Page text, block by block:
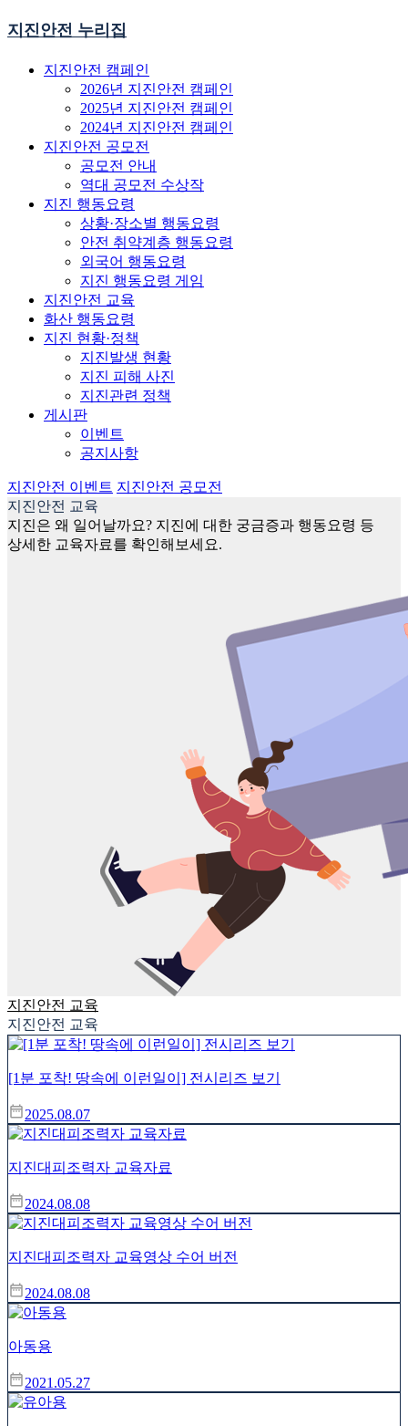
지진안전 누리집
지진안전 캠페인
2026년 지진안전 캠페인
2025년 지진안전 캠페인
2024년 지진안전 캠페인
지진안전 공모전
공모전 안내
역대 공모전 수상작
지진 행동요령
상황·장소별 행동요령
안전 취약계층 행동요령
외국어 행동요령
지진 행동요령 게임
지진안전 교육
화산 행동요령
지진 현황·정책
지진발생 현황
지진 피해 사진
지진관련 정책
게시판
이벤트
공지사항
지진안전 이벤트 지진안전 공모전
지진안전 교육
지진은 왜 일어날까요? 지진에 대한 궁금증과 행동요령 등
상세한 교육자료를 확인해보세요.
지진안전 교육
지진안전 교육
[1분 포착! 땅속에 이런일이] 전시리즈 보기
2025.08.07
지진대피조력자 교육자료
2024.08.08
지진대피조력자 교육영상 수어 버전
2024.08.08
아동용
2021.05.27